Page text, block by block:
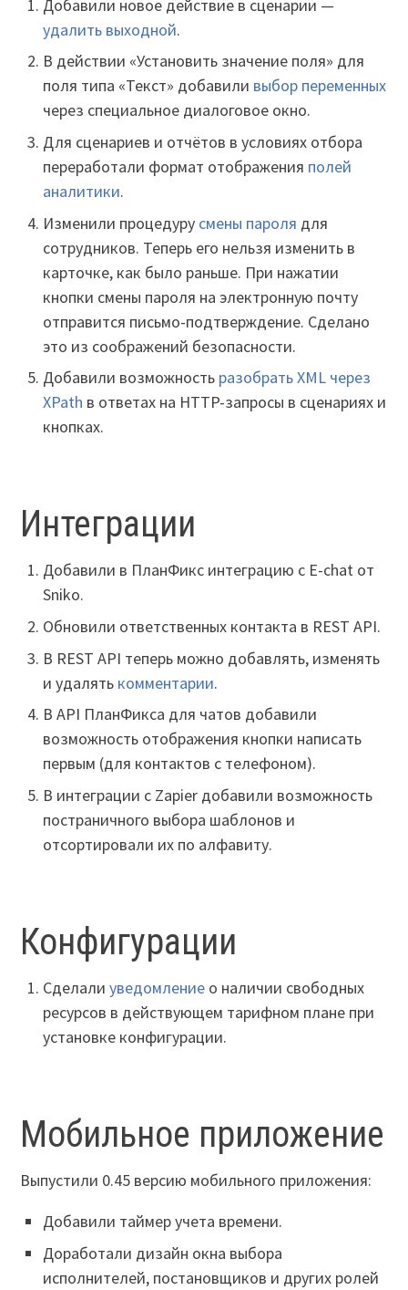
Добавили новое действие в сценарии —
удалить выходной.
В действии «Установить значение поля» для
поля типа «Текст» добавили выбор переменных
через специальное диалоговое окно.
Для сценариев и отчётов в условиях отбора
переработали формат отображения полей
аналитики.
Изменили процедуру смены пароля для
сотрудников. Теперь его нельзя изменить в
карточке, как было раньше. При нажатии
кнопки смены пароля на электронную почту
отправится письмо-подтверждение. Сделано
это из соображений безопасности.
Добавили возможность разобрать XML через
XPath в ответах на HTTP-запросы в сценариях и
кнопках.
Интеграции
Добавили в ПланФикс интеграцию с E-chat от
Sniko.
Обновили ответственных контакта в REST API.
В REST API теперь можно добавлять, изменять
и удалять комментарии.
В API ПланФикса для чатов добавили
возможность отображения кнопки написать
первым (для контактов с телефоном).
В интеграции с Zapier добавили возможность
постраничного выбора шаблонов и
отсортировали их по алфавиту.
Конфигурации
Сделалиуведомление о наличии свободных
ресурсов в действующем тарифном плане при
установке конфигурации.
Мобильное приложение
Выпустили 0.45 версию мобильного приложения:
Добавили таймер учета времени.
Доработали дизайн окна выбора
исполнителей, постановщиков и других ролей